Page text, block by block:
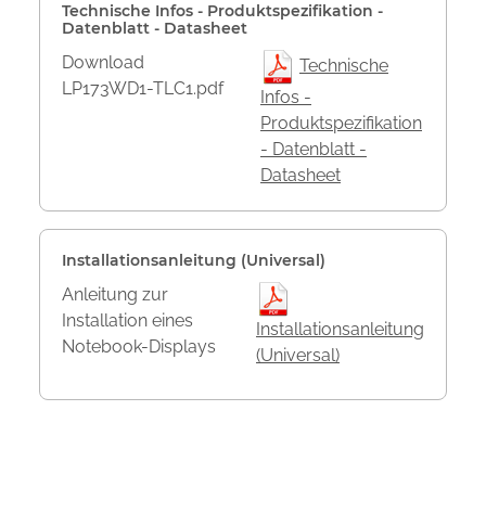
Technische Infos - Produktspezifikation -
Datenblatt - Datasheet
Download
LP173WD1-TLC1.pdf
Technische
Infos -
Produktspezifikation
- Datenblatt -
Datasheet
Installationsanleitung (Universal)
Anleitung zur
Installation eines
Notebook-Displays
Installationsanleitung
(Universal)